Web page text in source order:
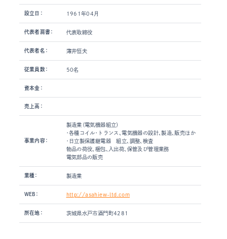
設立日： 1961年04月
代表者肩書： 代表取締役
代表者名： 薄井恒夫
従業員数： 50名
資本金：
売上高：
事業内容：
製造業（電気機器組立）
・各種コイル・トランス、電気機器の設計、製造、販売ほか
・日立製保護継電器 組立、調整、検査
物品の荷役、梱包、入出荷、保管及び管理業務
電気部品の販売
業種： 製造業
WEB： http://asahiew-ltd.com
所在地： 茨城県水戸市酒門町4281